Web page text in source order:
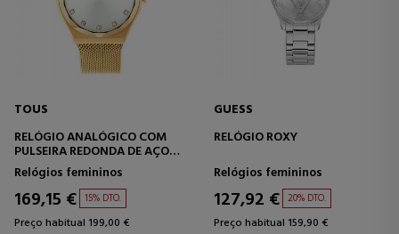
TOUS
RELÓGIO ANALÓGICO COM
PULSEIRA REDONDA DE AÇO
DOURADO COM DETALHES EM
MALHA.
Relógios femininos
169,15 € 15% DTO.
Preço habitual 199,00 €
GUESS
RELÓGIO ROXY
Relógios femininos
127,92 € 20% DTO.
Preço habitual 159,90 €